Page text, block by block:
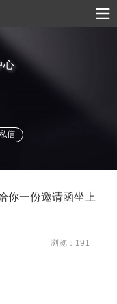
心
信
你一份邀请函坐上
浏览：191